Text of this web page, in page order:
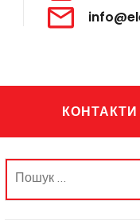
КОНТАКТИ
Пошук: